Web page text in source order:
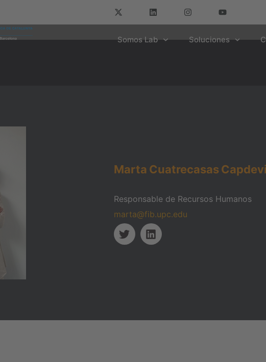
Somos Lab Soluciones
Marta Cuatrecasas
Responsable de Recursos Humanos
marta@fib.upc.edu